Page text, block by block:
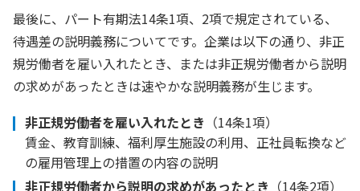
最後に、パート有期法14条1項、2項で規定されている、
待遇差の説明義務についてです。企業は以下の通り、非正
規労働者を雇い入れたとき、または非正規労働者から説明
の求めがあったときは速やかな説明義務が生じます。
非正規労働者を雇い入れたとき （14条1項）
賃金、教育訓練、福利厚生施設の利用、正社員転換など
の雇用管理上の措置の内容の説明
非正規労働者から説明の求めがあったとき （14条2項）